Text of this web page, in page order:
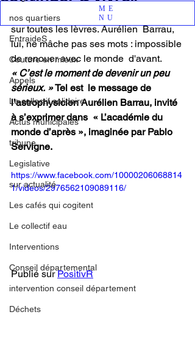
ME
NU
nos quartiers
EntraideS
Couture en mieux
Appels
Le collectif solidaire
Actus municipales
tribune
Legislative
sur actualité
Les cafés qui cogitent
Le collectif eau
Interventions
Conseil départemental
intervention conseil département
Déchets
La question de l'après confinement est
sur toutes les lèvres. Aurélien  Barrau,
lui, ne mâche pas ses mots : impossible
de renouer avec le monde  d'avant.
« C’est le moment de devenir un peu
sérieux. » Tel est  le message de
l’astrophysicien Aurélien Barrau, invité
à s’exprimer dans  « L’académie du
monde d’après », imaginée par Pablo
Servigne.
https://www.facebook.com/10000206068814
1/videos/2976562109089116/
Publié sur PositivR